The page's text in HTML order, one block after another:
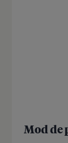
Mod de